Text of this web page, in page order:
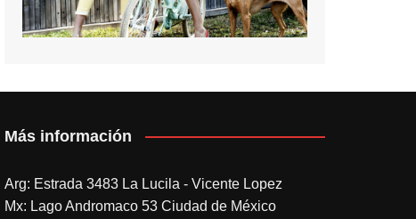
Más información
Arg: Estrada 3483 La Lucila - Vicente Lopez
Mx: Lago Andromaco 53 Ciudad de México